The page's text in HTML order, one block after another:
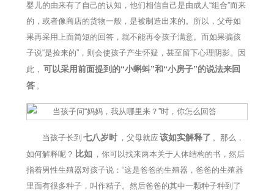
婴儿的由来有了自己的认知，他们相信自己是由成人“组合”而来
的，或者像商店的货物一般，是被制造出来的。所以，父母如
果再采用上面简短的回答，就不能再令孩子满意。而如果骗孩
子说“是捡来的”，则会使孩子产生怀疑，甚至留下心理阴影。因
此， 可以采用前面提到的“小蝌蚪”和“小房子”的说法来回
答 。
当孩子长到 七八岁时 ，父母就应 该如实解释了 。那么，
如何解释呢？ 比如 ，你可以找来两本关于人体结构的书，然后
指着男性生殖器对孩子说：“这是爸爸的生殖器，爸爸的生殖器
里面有很多种子，叫作精子。然后爸爸的其中一颗种子种到了